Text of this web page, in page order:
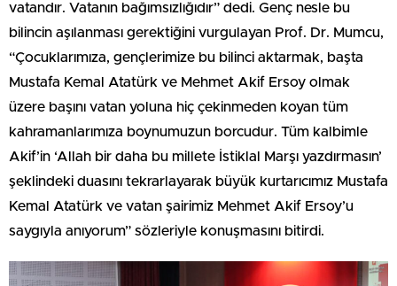
vatandır. Vatanın bağımsızlığıdır” dedi. Genç nesle bu
bilincin aşılanması gerektiğini vurgulayan Prof. Dr. Mumcu,
“Çocuklarımıza, gençlerimize bu bilinci aktarmak, başta
Mustafa Kemal Atatürk ve Mehmet Akif Ersoy olmak
üzere başını vatan yoluna hiç çekinmeden koyan tüm
kahramanlarımıza boynumuzun borcudur. Tüm kalbimle
Akif’in ‘Allah bir daha bu millete İstiklal Marşı yazdırmasın’
şeklindeki duasını tekrarlayarak büyük kurtarıcımız Mustafa
Kemal Atatürk ve vatan şairimiz Mehmet Akif Ersoy’u
saygıyla anıyorum” sözleriyle konuşmasını bitirdi.